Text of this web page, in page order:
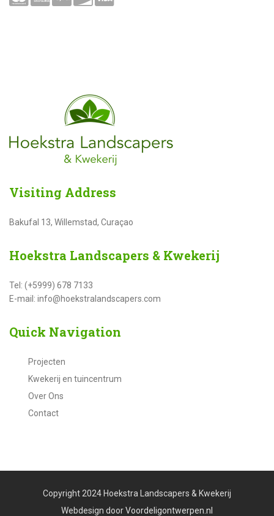
Visiting Address
Bakufal 13, Willemstad, Curaçao
Hoekstra Landscapers & Kwekerij
Tel: (+5999) 678 7133
E-mail: info@hoekstralandscapers.com
Quick Navigation
Projecten
Kwekerij en tuincentrum
Over Ons
Contact
Copyright 2024 Hoekstra Landscapers & Kwekerij
Webdesign doorVoordeligontwerpen.nl